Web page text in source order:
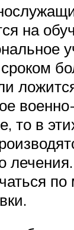
на
то в
по